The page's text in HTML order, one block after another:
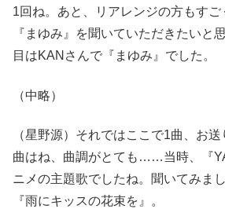
1回ね。あと、リアレンジの方もす
『まゆみ』を聞いていただきたいと
目はKANさんで『まゆみ』でした。
（中略）
（星野源）それではここで1曲、お
曲はね、曲調がとても……当時、『
ニメの主題歌でしたね。聞いてみま
『雨にキッスの花束を』。